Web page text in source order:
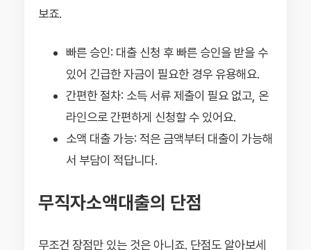
보죠.
빠른 승인: 대출 신청 후 빠른 승인을 받을 수
있어 긴급한 자금이 필요한 경우 유용해요.
간편한 절차: 소득 서류 제출이 필요 없고, 온
라인으로 간편하게 신청할 수 있어요.
소액 대출 가능: 적은 금액부터 대출이 가능해
서 부담이 적답니다.
무직자소액대출의 단점
무조건 장점만 있는 것은 아니죠. 단점도 알아보세